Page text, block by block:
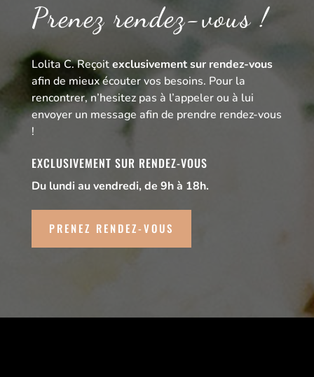
Prenez rendez-vous !
Lolita C. Reçoitexclusivement sur rendez-vous
afin de mieux écouter vos besoins. Pour la
rencontrer, n’hesitez pas à l’appeler ou à lui
envoyer un message afin de prendre rendez-vous
!
EXCLUSIVEMENT SUR RENDEZ-VOUS
Du lundi au vendredi, de 9h à 18h.
PRENEZ RENDEZ-VOUS